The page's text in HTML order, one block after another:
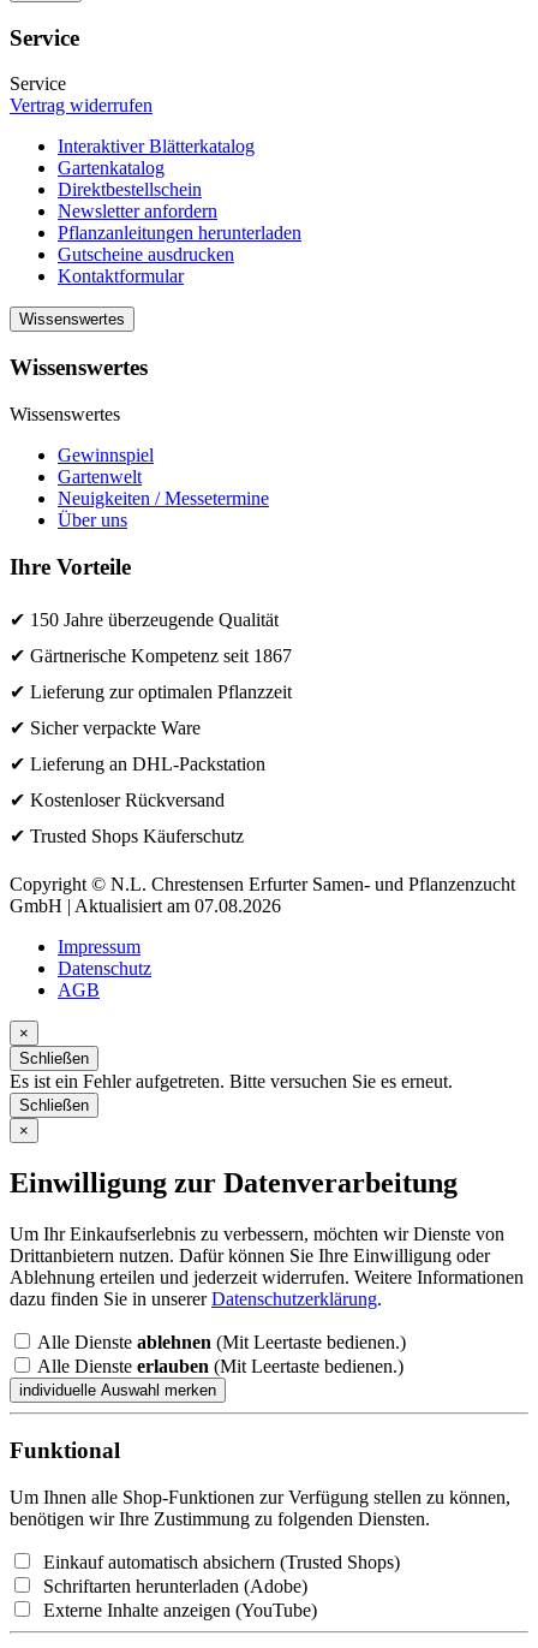
Service
Service
Vertrag widerrufen
Interaktiver Blätterkatalog
Gartenkatalog
Direktbestellschein
Newsletter anfordern
Pflanzanleitungen herunterladen
Gutscheine ausdrucken
Kontaktformular
Wissenswertes
Wissenswertes
Wissenswertes
Gewinnspiel
Gartenwelt
Neuigkeiten / Messetermine
Über uns
Ihre Vorteile
✔ 150 Jahre überzeugende Qualität
✔ Gärtnerische Kompetenz seit 1867
✔ Lieferung zur optimalen Pflanzzeit
✔ Sicher verpackte Ware
✔ Lieferung an DHL-Packstation
✔ Kostenloser Rückversand
✔ Trusted Shops Käuferschutz
Copyright © N.L. Chrestensen Erfurter Samen- und Pflanzenzucht
GmbH | Aktualisiert am 07.08.2026
Impressum
Datenschutz
AGB
×
Schließen
Es ist ein Fehler aufgetreten. Bitte versuchen Sie es erneut.
Schließen
×
Einwilligung zur Datenverarbeitung
Um Ihr Einkaufserlebnis zu verbessern, möchten wir Dienste von
Drittanbietern nutzen. Dafür können Sie Ihre Einwilligung oder
Ablehnung erteilen und jederzeit widerrufen. Weitere Informationen
dazu finden Sie in unsererDatenschutzerklärung.
Alle Dienste ablehnen (Mit Leertaste bedienen.)
Alle Dienste erlauben (Mit Leertaste bedienen.)
Funktional
Um Ihnen alle Shop-Funktionen zur Verfügung stellen zu können,
benötigen wir Ihre Zustimmung zu folgenden Diensten.
Einkauf automatisch absichern (Trusted Shops)
Schriftarten herunterladen (Adobe)
Externe Inhalte anzeigen (YouTube)